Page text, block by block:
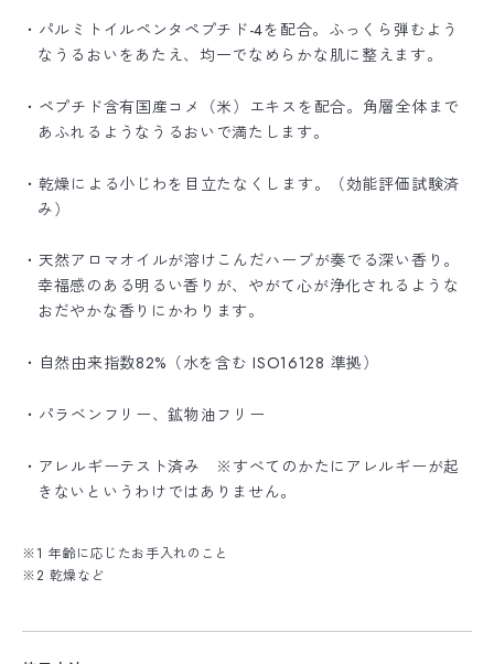
・パルミトイルペンタペプチド-4を配合。ふっくら弾むよう
なうるおいをあたえ、均一でなめらかな肌に整えます。
・ペプチド含有国産コメ（米）エキスを配合。角層全体まで
あふれるようなうるおいで満たします。
・乾燥による小じわを目立たなくします。（効能評価試験済
み）
・天然アロマオイルが溶けこんだハーブが奏でる深い香り。
幸福感のある明るい香りが、やがて心が浄化されるような
おだやかな香りにかわります。
・自然由来指数82%（水を含む ISO16128 準拠）
・パラベンフリー、鉱物油フリー
・アレルギーテスト済み ※すべてのかたにアレルギーが起
きないというわけではありません。
※1 年齢に応じたお手入れのこと
※2 乾燥など